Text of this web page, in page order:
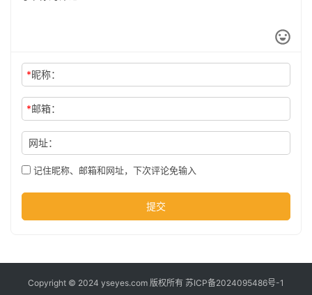
*昵称：
*邮箱：
网址：
记住昵称、邮箱和网址，下次评论免输入
提交
Copyright © 2024 yseyes.com 版权所有 苏ICP备2024095486号-1